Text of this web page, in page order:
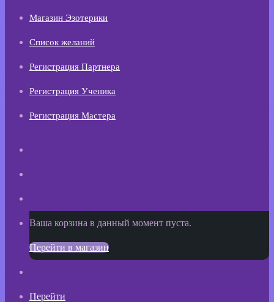
Магазин Эзотерики
Список желаний
Регистрация Партнера
Регистрация Ученика
Регистрация Мастера
Просмотреть
корзину
Ваша корзина в данный момент пуста.
Перейти в магазин
Перейти